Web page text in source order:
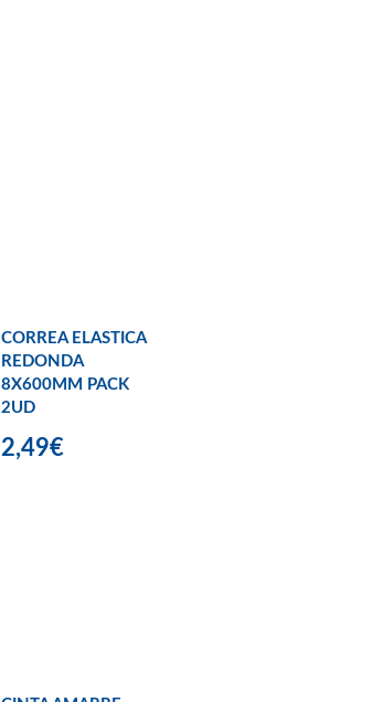
CORREA ELASTICA
REDONDA
8X600MM PACK
2UD
2,49€